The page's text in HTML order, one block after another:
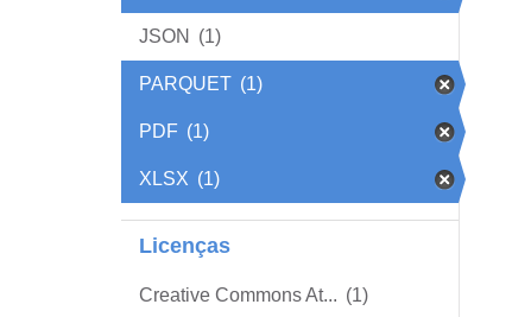
JSON (1)
PARQUET (1)
PDF (1)
XLSX (1)
Licenças
Creative Commons At... (1)